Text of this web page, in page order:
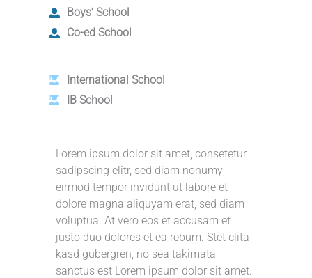
Boys‘ School
Co-ed School
International School
IB School
Lorem ipsum dolor sit amet, consetetur
sadipscing elitr, sed diam nonumy
eirmod tempor invidunt ut labore et
dolore magna aliquyam erat, sed diam
voluptua. At vero eos et accusam et
justo duo dolores et ea rebum. Stet clita
kasd gubergren, no sea takimata
sanctus est Lorem ipsum dolor sit amet.